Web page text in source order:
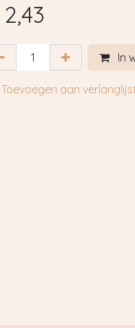
2,43
In
Toevoegen aan